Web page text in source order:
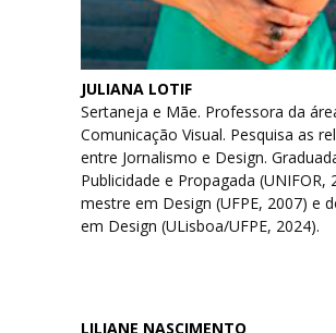
JULIANA LOTIF
Sertaneja e Mãe. Professora da
Comunicação Visual. Pesquisa as
entre Jornalismo e Design.
Publicidade e Propagada (UNIFOR,
mestre em Design (UFPE, 2007) e
em Design (ULisboa/UFPE, 2024).
LILIANE NASCIMENTO